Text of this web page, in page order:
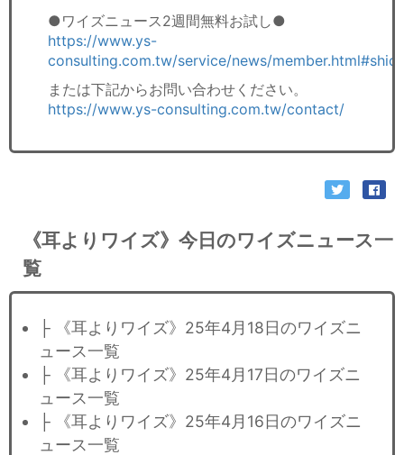
●ワイズニュース2週間無料お試し●
https://www.ys-
consulting.com.tw/service/news/
または下記からお問い合わせください。
https://www.ys-consulting.com.tw/contact/
《耳よりワイズ》今日のワイズニュース一
覧
├ 《耳よりワイズ》25年4月18日のワイズニ
ュース一覧
├ 《耳よりワイズ》25年4月17日のワイズニ
ュース一覧
├ 《耳よりワイズ》25年4月16日のワイズニ
ュース一覧